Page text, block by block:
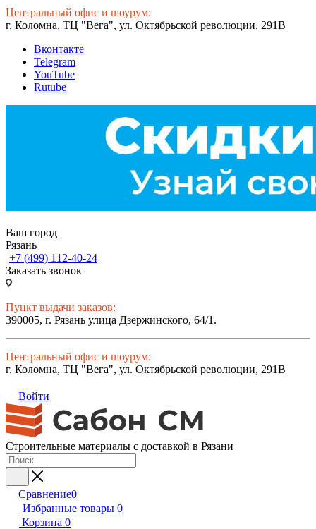
Центральный офис и шоурум:
г. Коломна, ТЦ "Вега", ул. Октябрьской революции, 291В
Вконтакте
Telegram
YouTube
Rutube
Ваш город
Рязань
+7 (499) 112-40-24
Заказать звонок
Пункт выдачи заказов:
390005, г. Рязань улица Дзержинского, 64/1.
Центральный офис и шоурум:
г. Коломна, ТЦ "Вега", ул. Октябрьской революции, 291В
Войти
Строительные материалы с доставкой в Рязани
Сравнение0
Избранные товары 0
Корзина 0